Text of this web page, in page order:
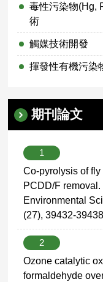
毒性污染物(Hg,
術
觸媒技術開發
揮發性有機污染
期刊論文
1
Co-pyrolysis of
PCDD/F
Environmental
(27), 39432-
2
Ozone catalytic
formaldehyde